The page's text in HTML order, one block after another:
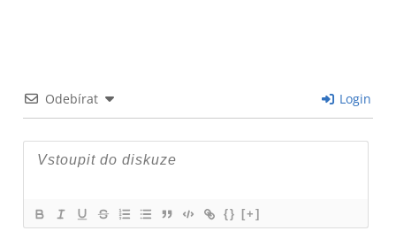
Odebírat Login
{} [+]